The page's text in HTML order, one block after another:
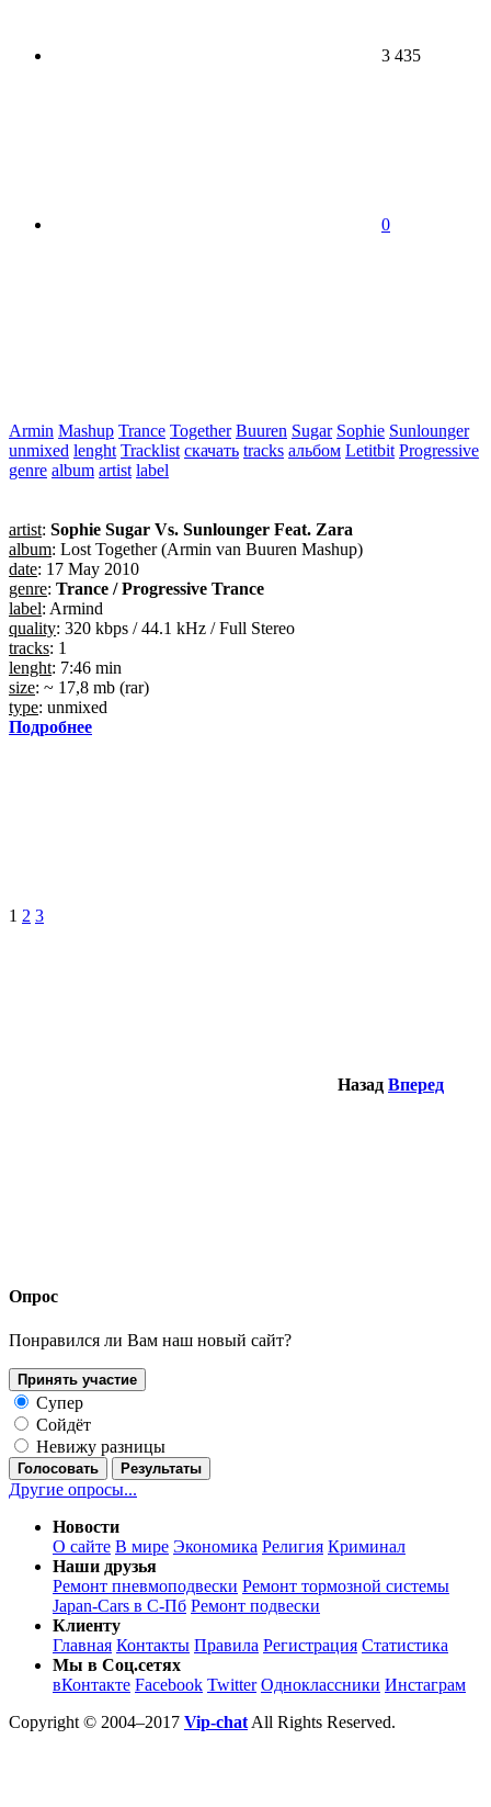
3 435
0
Armin Mashup Trance Together Buuren Sugar Sophie Sunlounger
unmixed lenght Tracklist скачать tracks альбом Letitbit Progressive
genre album artist label
artist: Sophie Sugar Vs. Sunlounger Feat. Zara
album: Lost Together (Armin van Buuren Mashup)
date: 17 May 2010
genre: Trance / Progressive Trance
label: Armind
quality: 320 kbps / 44.1 kHz / Full Stereo
tracks: 1
lenght: 7:46 min
size: ~ 17,8 mb (rar)
type: unmixed
Подробнее
1 2 3
Назад Вперед
Опрос
Понравился ли Вам наш новый сайт?
Принять участие
Супер
Сойдёт
Невижу разницы
Голосовать Результаты
Другие опросы...
Новости
О сайте В мире Экономика Религия Криминал
Наши друзья
Ремонт пневмоподвески Ремонт тормозной системы
Japan-Cars в С-Пб Ремонт подвески
Клиенту
Главная Контакты Правила Регистрация Статистика
Мы в Соц.сетях
вКонтакте Facebook Twitter Одноклассники Инстаграм
Copyright © 2004–2017 Vip-chat All Rights Reserved.